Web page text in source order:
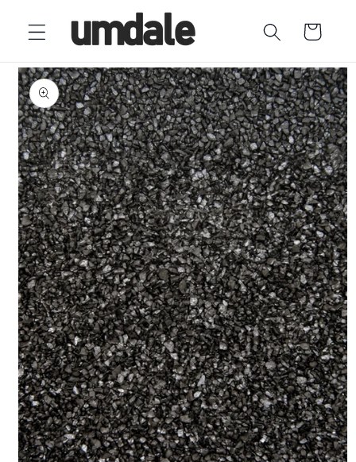
directamente
al contenido
Carrito
directamente
a la
información
del producto